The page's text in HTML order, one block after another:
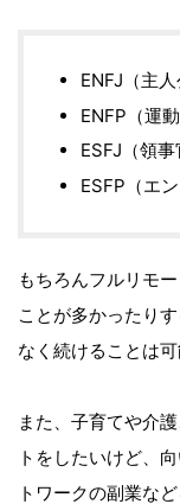
ENFJ（主人
ENFP（運動
ESFJ（領事
ESFP（エ
もちろんフルリモ
ことが多かったり
なく続けることは可
また、子育てや介
トをしたいけど、
トワークの副業な